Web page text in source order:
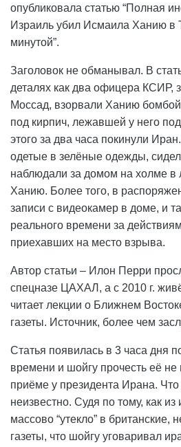
опубликовала статью “Полная
Израиль убил Исмаила Ханию в
минутой”.
Заголовок не обманывал. В
деталях как два офицера КСИР,
Моссад, взорвали Ханию
под кирпич, лежавшей у него
этого за два часа покинули
одетые в зелёные одежды,
наблюдали за домом на холме в
Ханию. Более того, в
записи с видеокамер в доме, и
реального времени за
приехавших на место взрыва.
Автор статьи – Илон Перри
спецназе ЦАХАЛ, а с 2010 г.
читает лекции о Ближнем
газеты. Источник, более чем
Статья появилась в 3 часа дня
времени и шойгу прочесть её не
приёме у президента Ирана.
неизвестно. Судя по тому, как
массово “утекло” в британские,
газеты, что шойгу уговаривал